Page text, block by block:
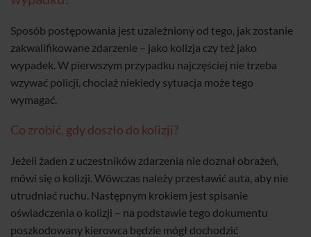
Sposób postępowania jest uzależniony od tego, jak zostanie
zakwalifikowane zdarzenie – jako kolizja czy też jako
wypadek. W pierwszym przypadku najczęściej nie trzeba
wzywać policji, chociaż niekiedy sytuacja może tego
wymagać.
Co zrobić, gdy doszło do kolizji?
Jeżeli żaden z uczestników zdarzenia nie doznał obrażeń,
mówi się o kolizji. Wówczas należy przestawić auta, aby nie
utrudniać ruchu. Następnym krokiem jest spisanie
oświadczenia o kolizji – na podstawie tego dokumentu
poszkodowany kierowca będzie mógł dochodzić